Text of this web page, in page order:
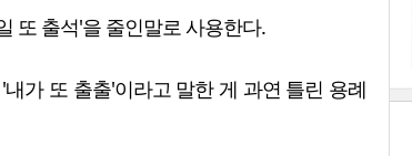
또 출석'을 줄인말로 사용한다.
가 또 출출'이라고 말한 게 과연 틀린 용례